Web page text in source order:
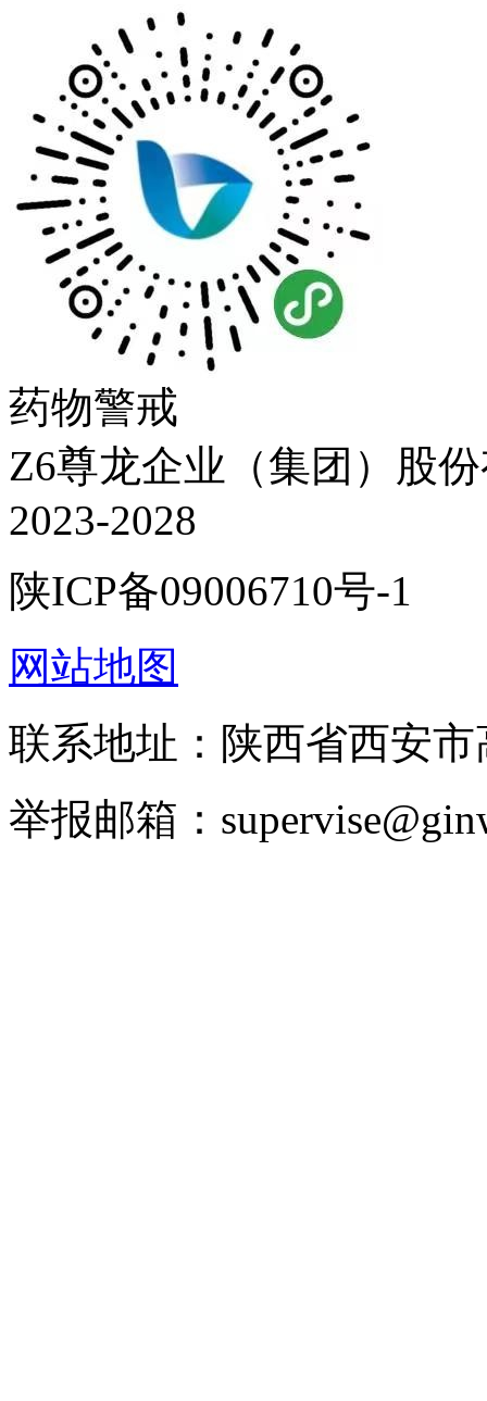
药物警戒
Z6尊龙企业（集团）股
2023-2028
陕ICP备09006710号-1
网站地图
联系地址：陕西省西安
举报邮箱：